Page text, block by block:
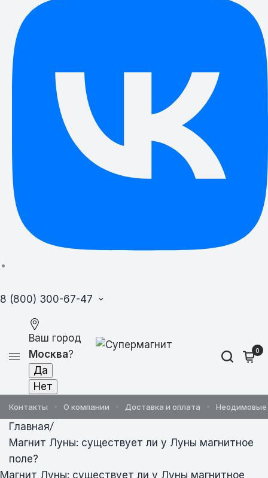
8 (800) 300-67-47
Ваш город
Москва? 0
Контакты О компании Доставка и оплата
Главная/
Магнит Луны: существует ли у Луны магнитное
поле?
Магнит Луны: существует ли у Луны магнитное